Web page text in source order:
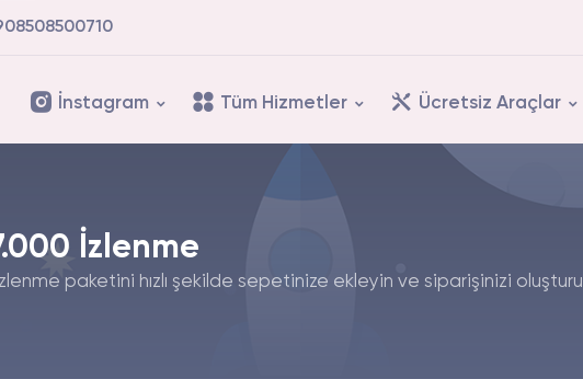
İnstagram Tüm Hizmetler Ücretsiz Araçlar
İzlenme
paketini hızlı şekilde sepetinize ekleyin ve siparişinizi